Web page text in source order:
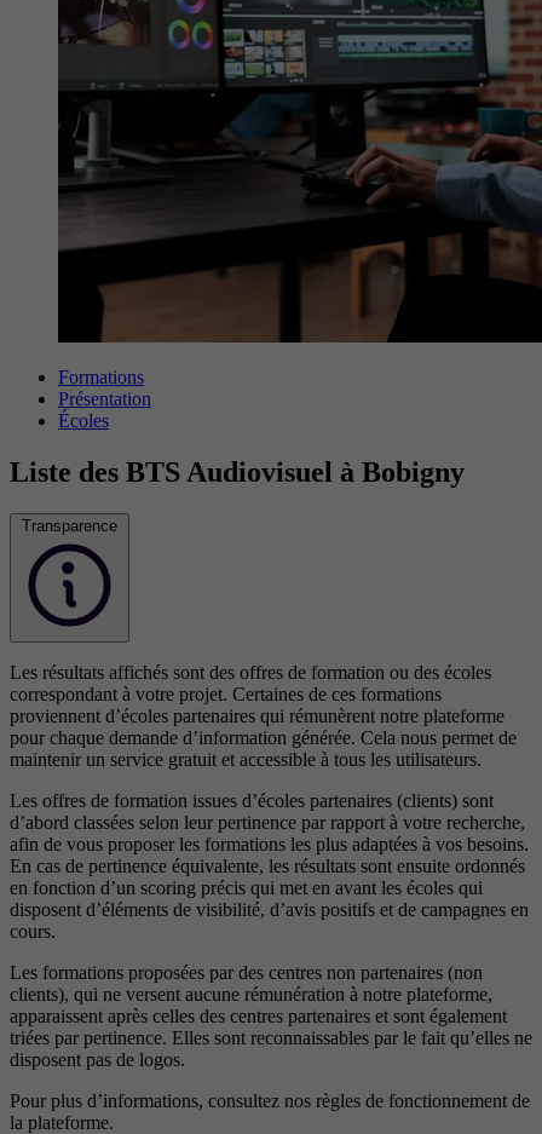
Formations
Présentation
Écoles
Liste des BTS Audiovisuel à Bobigny
Transparence
Les résultats affichés sont des offres de formation ou des écoles
correspondant à votre projet. Certaines de ces formations
proviennent d’écoles partenaires qui rémunèrent notre plateforme
pour chaque demande d’information générée. Cela nous permet de
maintenir un service gratuit et accessible à tous les utilisateurs.
Les offres de formation issues d’écoles partenaires (clients) sont
d’abord classées selon leur pertinence par rapport à votre recherche,
afin de vous proposer les formations les plus adaptées à vos besoins.
En cas de pertinence équivalente, les résultats sont ensuite ordonnés
en fonction d’un scoring précis qui met en avant les écoles qui
disposent d’éléments de visibilité, d’avis positifs et de campagnes en
cours.
Les formations proposées par des centres non partenaires (non
clients), qui ne versent aucune rémunération à notre plateforme,
apparaissent après celles des centres partenaires et sont également
triées par pertinence. Elles sont reconnaissables par le fait qu’elles ne
disposent pas de logos.
Pour plus d’informations, consultez nos règles de fonctionnement de
la plateforme.